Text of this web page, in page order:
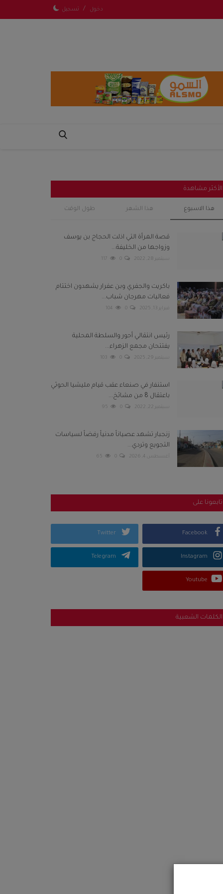
دخول / تسجيل
الأكثر مشاهدة
هذا الاسبوع هذا الشهر طول الوقت
قصة المرأة التي اذلت الحجاج بن يوسف
وزواجها من الخليفة...
سبتمبر 28, 2022 0
117
باكريت والجفري وبن عفرار يشهدون اختتام
فعاليات مهرجان شباب...
فبراير 13, 2025 0
104
رئيس انتقالي أحور والسلطة المحلية
يفتتحان مجمع الزهراء...
سبتمبر 29, 2025 0
103
استنفار في صنعاء عقب قيام مليشيا الحوثي
باعتقال 8 من مشائخ...
سبتمبر 22, 2022 0
95
زنجبار تشهد عصياناً مدنياً رفضاً لسياسات
التجويع وتردي...
أغسطس 4, 2026 0
65
تابعونا على
Facebook
Twitter
Instagram
Telegram
Youtube
الكلمات الشعبية